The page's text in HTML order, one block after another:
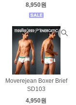
8,950원
Moverejean Boxer Brief
SD103
4,950원